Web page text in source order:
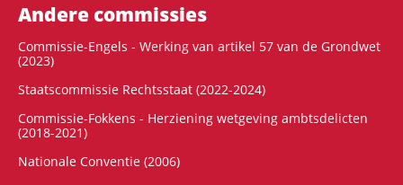
Andere commissies
Commissie-Engels - Werking van artikel 57 van de Grondwet
(2023)
Staatscommissie Rechtsstaat (2022-2024)
Commissie-Fokkens - Herziening wetgeving ambtsdelicten
(2018-2021)
Nationale Conventie (2006)